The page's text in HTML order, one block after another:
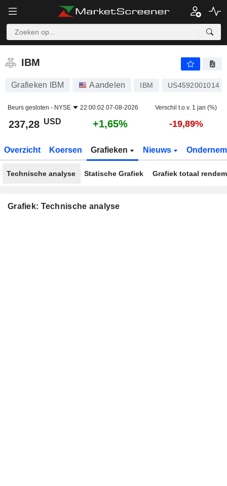
IBM
IBM
Grafieken IBM Aandelen IBM US4592001014
Beurs gesloten - NYSE 22:00:02 07-08-2026 Verschil t.o.v. 1 jan (%)
237,28 USD +1,65% -19,89%
Overzicht Koersen Grafieken Nieuws
Technische analyse Statische Grafiek Grafiek totaal
Grafiek: Technische analyse